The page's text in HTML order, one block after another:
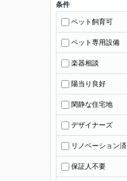
条件
ペット飼育可
ペット専用設備
楽器相談
陽当り良好
閑静な住宅地
デザイナーズ
リノベーション済
保証人不要